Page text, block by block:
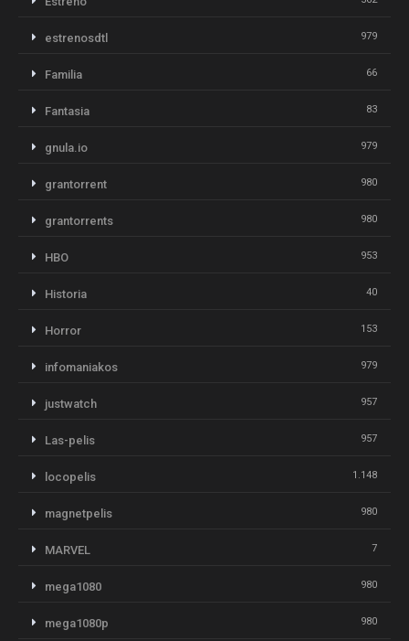
estrenosdtl 979
Familia 66
Fantasia 83
gnula.io 979
grantorrent 980
grantorrents 980
HBO 953
Historia 40
Horror 153
infomaniakos 979
justwatch 957
Las-pelis 957
locopelis 1.148
magnetpelis 980
MARVEL 7
mega1080 980
mega1080p 980